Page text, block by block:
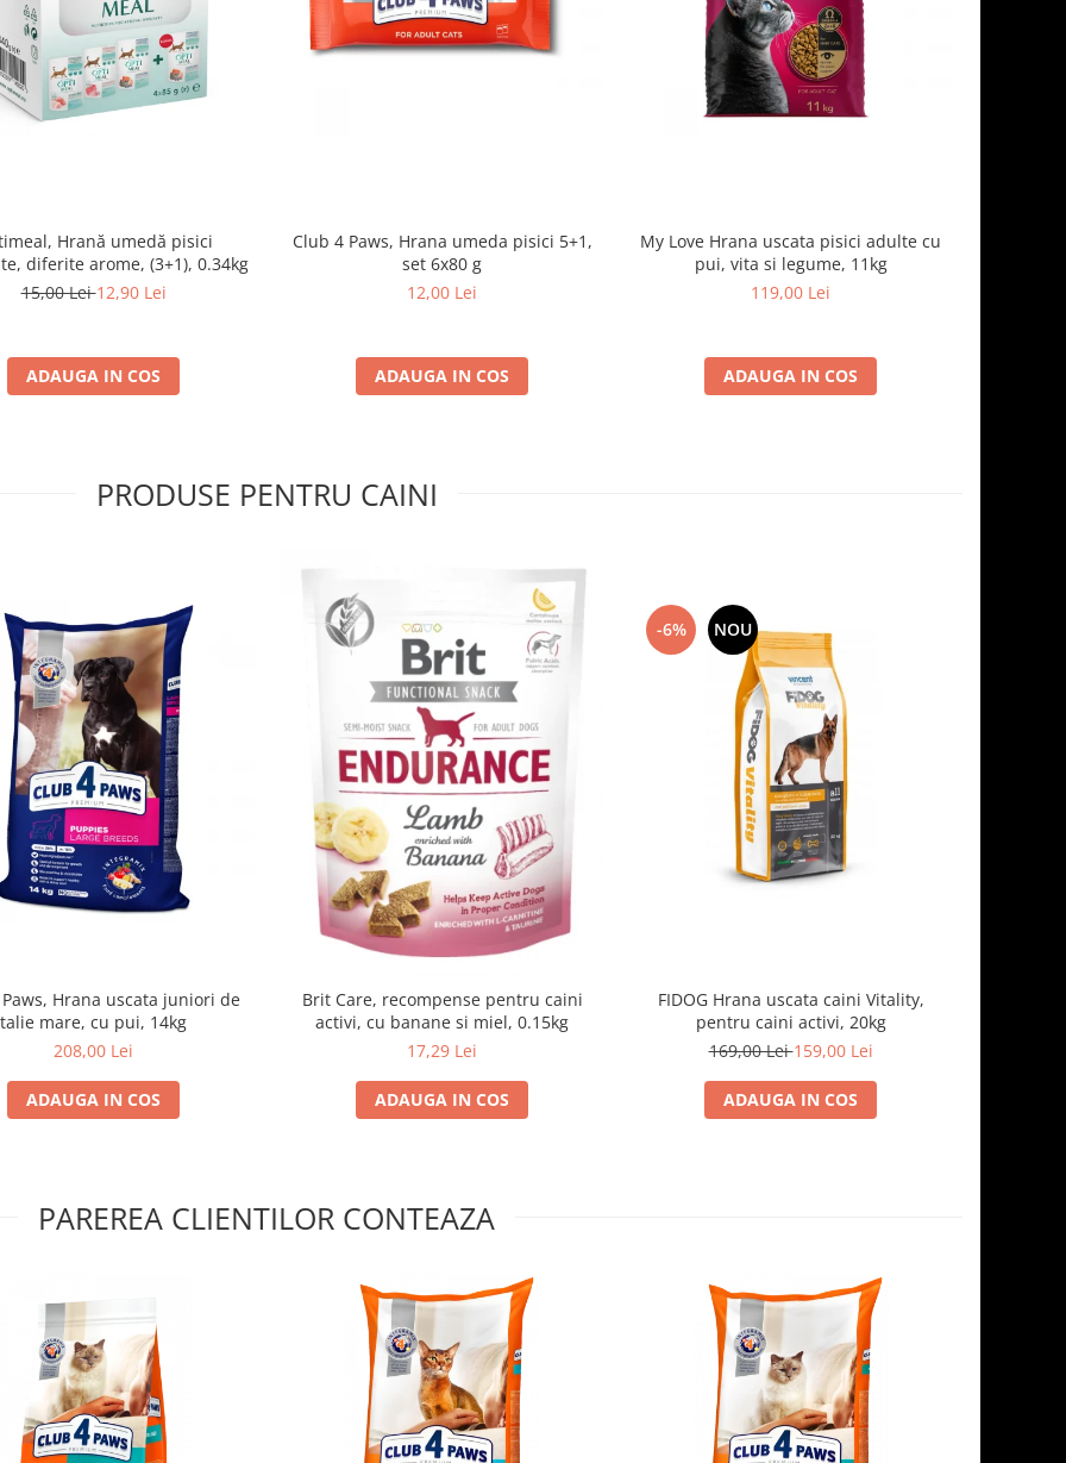
Hrană umedă pisici
diferite arome, (3+1), 0.34kg
15,00 Lei12,90 Lei
ADAUGA IN COS
Club 4 Paws, Hrana umeda pisici 5+1,
set 6x80 g
12,00 Lei
ADAUGA IN COS
My Love Hrana uscata pisici adulte cu
pui, vita si legume, 11kg
119,00 Lei
ADAUGA IN COS
PRODUSE PENTRU CAINI
Hrana uscata juniori de
talie mare, cu pui, 14kg
208,00 Lei
ADAUGA IN COS
Brit Care, recompense pentru caini
activi, cu banane si miel, 0.15kg
17,29 Lei
ADAUGA IN COS
-6% NOU
FIDOG Hrana uscata caini Vitality,
pentru caini activi, 20kg
169,00 Lei159,00 Lei
ADAUGA IN COS
PAREREA CLIENTILOR CONTEAZA